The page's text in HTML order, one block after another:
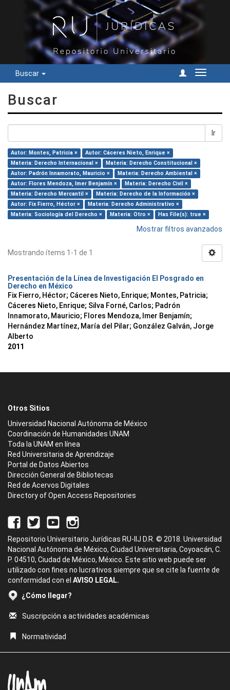
Buscar
Cambiar
Buscar
Ir
Autor: Montes, Patricia ×
Autor: Cáceres Nieto, Enrique ×
Materia: Derecho Internacional ×
Materia: Derecho Constitucional ×
Autor: Padrón Innamorato, Mauricio ×
Materia: Derecho Ambiental ×
Autor: Flores Mendoza, Imer Benjamín ×
Materia: Derecho Civil ×
Materia: Derecho Mercantil ×
Materia: Derecho de la Información ×
Autor: Fix Fierro, Héctor ×
Materia: Derecho Administrativo ×
Materia: Sociología del Derecho ×
Materia: Otro × Has File(s): true ×
Mostrar filtros avanzados
Mostrando ítems 1-1 de 1
Presentación de la Línea de Investigación El Posgrado en
Derecho en México
Fix Fierro, Héctor; Cáceres Nieto, Enrique; Montes, Patricia;
Cáceres Nieto, Enrique; Silva Forné, Carlos; Padrón
Innamorato, Mauricio; Flores Mendoza, Imer Benjamín;
Hernández Martínez, María del Pilar; González Galván, Jorge
Alberto
2011
Otros Sitios
Universidad Nacional Autónoma de México
Coordinación de Humanidades UNAM
Toda la UNAM en línea
Red Universitaria de Aprendizaje
Portal de Datos Abiertos
Dirección General de Bibliotecas
Red de Acervos Digitales
Directory of Open Access Repositories
Repositorio Universitario Jurídicas RU-IIJ D.R. © 2018. Universidad
Nacional Autónoma de México, Ciudad Universitaria, Coyoacán, C.
P. 04510, Ciudad de México, México. Este sitio web puede ser
utilizado con fines no lucrativos siempre que se cite la fuente de
conformidad con el AVISO LEGAL.
¿Cómo llegar?
Suscripción a actividades académicas
Normatividad